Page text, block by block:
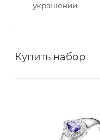
украшении
Купить набор